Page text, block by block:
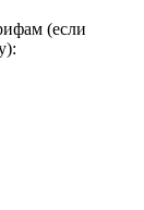
(если